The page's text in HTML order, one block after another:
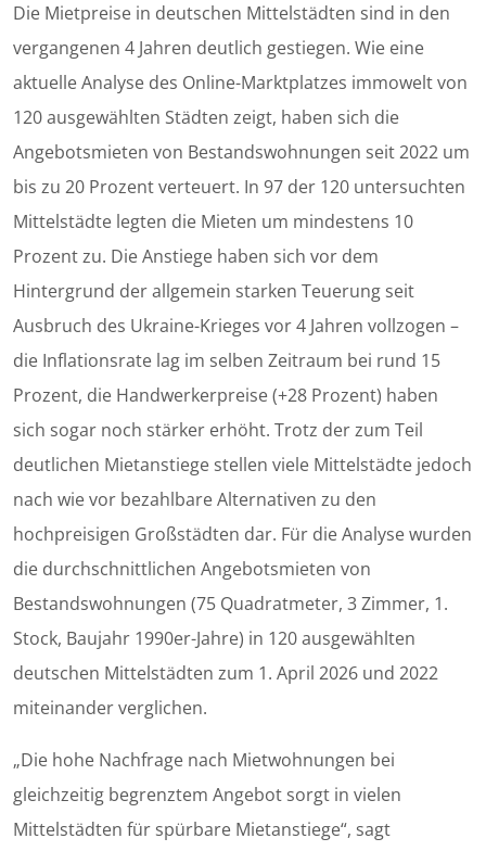
Die Mietpreise in deutschen Mittelstädten sind in den
vergangenen 4 Jahren deutlich gestiegen. Wie eine
aktuelle Analyse des Online-Marktplatzes immowelt von
120 ausgewählten Städten zeigt, haben sich die
Angebotsmieten von Bestandswohnungen seit 2022 um
bis zu 20 Prozent verteuert. In 97 der 120 untersuchten
Mittelstädte legten die Mieten um mindestens 10
Prozent zu. Die Anstiege haben sich vor dem
Hintergrund der allgemein starken Teuerung seit
Ausbruch des Ukraine-Krieges vor 4 Jahren vollzogen –
die Inflationsrate lag im selben Zeitraum bei rund 15
Prozent, die Handwerkerpreise (+28 Prozent) haben
sich sogar noch stärker erhöht. Trotz der zum Teil
deutlichen Mietanstiege stellen viele Mittelstädte jedoch
nach wie vor bezahlbare Alternativen zu den
hochpreisigen Großstädten dar. Für die Analyse wurden
die durchschnittlichen Angebotsmieten von
Bestandswohnungen (75 Quadratmeter, 3 Zimmer, 1.
Stock, Baujahr 1990er-Jahre) in 120 ausgewählten
deutschen Mittelstädten zum 1. April 2026 und 2022
miteinander verglichen.
„Die hohe Nachfrage nach Mietwohnungen bei
gleichzeitig begrenztem Angebot sorgt in vielen
Mittelstädten für spürbare Mietanstiege“, sagt